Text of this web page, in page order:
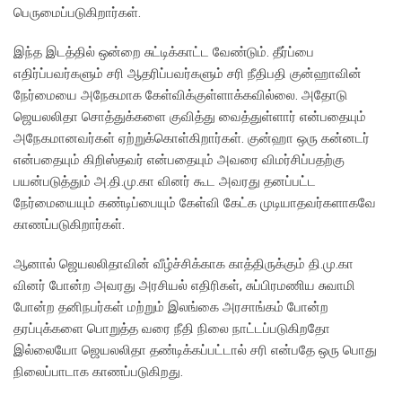
பெருமைப்படுகிறார்கள்.
இந்த இடத்தில் ஒன்றை சுட்டிக்காட்ட வேண்டும். தீர்ப்பை
எதிர்ப்பவர்களும் சரி ஆதரிப்பவர்களும் சரி நீதிபதி குன்ஹாவின்
நேர்மையை அநேகமாக கேள்விக்குள்ளாக்கவில்லை. அதோடு
ஜெயலலிதா சொத்துக்களை குவித்து வைத்துள்ளார் என்பதையும்
அநேகமானவர்கள் ஏற்றுக்கொள்கிறார்கள். குன்ஹா ஒரு கன்னடர்
என்பதையும் கிறிஸ்தவர் என்பதையும் அவரை விமர்சிப்பதற்கு
பயன்படுத்தும் அ.தி.மு.கா வினர் கூட அவரது தனப்பட்ட
நேர்மையையும் கண்டிப்பையும் கேள்வி கேட்க முடியாதவர்களாகவே
காணப்படுகிறார்கள்.
ஆனால் ஜெயலலிதாவின் வீழ்ச்சிக்காக காத்திருக்கும் தி.மு.கா
வினர் போன்ற அவரது அரசியல் எதிரிகள், சுப்பிரமணிய சுவாமி
போன்ற தனிநபர்கள் மற்றும் இலங்கை அரசாங்கம் போன்ற
தரப்புக்களை பொறுத்த வரை நீதி நிலை நாட்டப்படுகிறதோ
இல்லையோ ஜெயலலிதா தண்டிக்கப்பட்டால் சரி என்பதே ஒரு பொது
நிலைப்பாடாக காணப்படுகிறது.